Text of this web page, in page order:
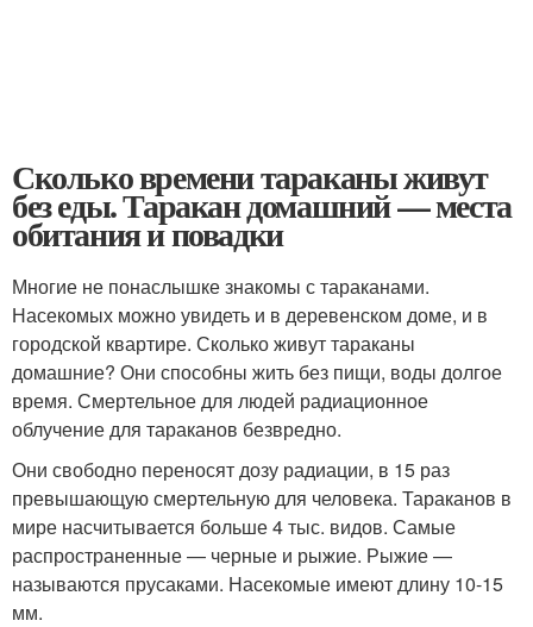
Сколько времени тараканы живут
без еды. Таракан домашний — места
обитания и повадки
Многие не понаслышке знакомы с тараканами.
Насекомых можно увидеть и в деревенском доме, и в
городской квартире. Сколько живут тараканы
домашние? Они способны жить без пищи, воды долгое
время. Смертельное для людей радиационное
облучение для тараканов безвредно.
Они свободно переносят дозу радиации, в 15 раз
превышающую смертельную для человека. Тараканов в
мире насчитывается больше 4 тыс. видов. Самые
распространенные — черные и рыжие. Рыжие —
называются прусаками. Насекомые имеют длину 10-15
мм.